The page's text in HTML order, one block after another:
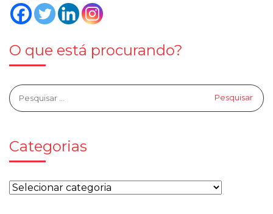
O que está procurando?
Categorias